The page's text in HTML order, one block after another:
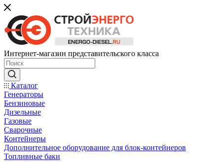
Интернет-магазин представительского класса
Каталог
Генераторы
Бензиновые
Дизельные
Газовые
Сварочные
Контейнеры
Дополнительное оборудование для блок-контейнеров
Топливные баки